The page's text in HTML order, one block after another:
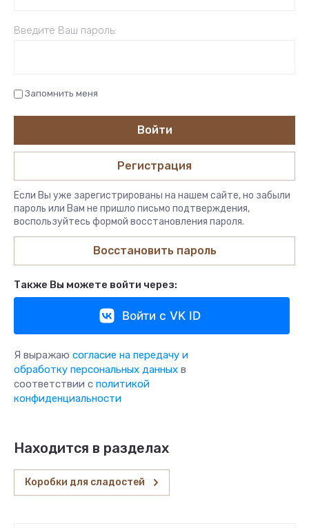
Введите Ваш пароль:
Запомнить меня
Войти
Регистрация
Если Вы уже зарегистрированы на нашем сайте, но забыли
пароль или Вам не пришло письмо подтверждения,
воспользуйтесь формой восстановления пароля.
Восстановить пароль
Также Вы можете войти через:
Войти с VK ID
Я выражаю согласие на передачу и
обработку персональных данных в
соответствии с политикой
конфиденциальности
Находится в разделах
Коробки для сладостей